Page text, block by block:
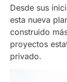
Desde sus
esta nueva
construido
proyectos
privado.